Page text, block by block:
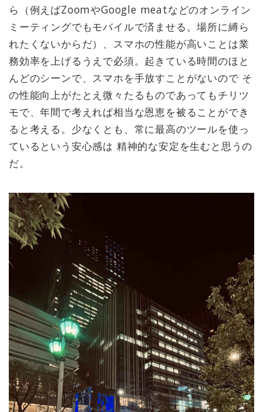
ら（例えばZoomやGoogle meatなどのオンライン
ミーティングでもモバイルで済ませる。場所に縛ら
れたくないからだ）、スマホの性能が高いことは業
務効率を上げるうえで必須。起きている時間のほと
んどのシーンで、スマホを手放すことがないので そ
の性能向上がたとえ微々たるものであってもチリツ
モで、年間で考えれば相当な恩恵を被ることができ
ると考える。少なくとも、常に最高のツールを使っ
ているという安心感は 精神的な安定を生むと思うの
だ。